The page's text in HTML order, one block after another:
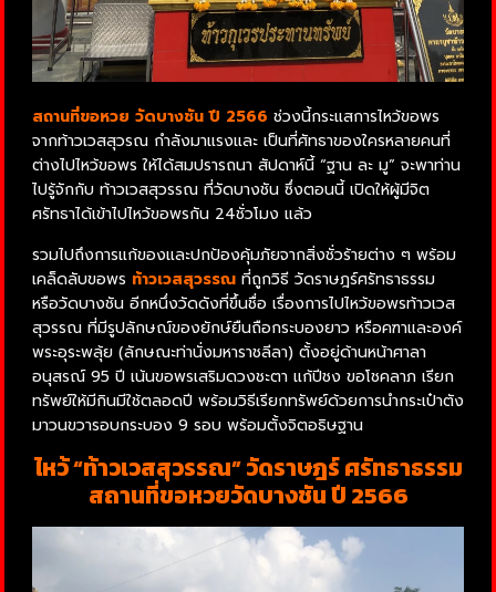
สถานที่ขอหวย วัดบางชัน ปี 2566 ช่วงนี้กระแสการไหว้ขอพร
จากท้าวเวสสุวรณ กำลังมาแรงและ เป็นที่ศัทธาของใครหลายคนที่
ต่างไปไหว้ขอพร ให้ได้สมปรารถนา สัปดาห์นี้ “ฐาน ละ มู” จะพาท่าน
ไปรู้จักกับ ท้าวเวสสุวรรณ ที่วัดบางชัน ซึ่งตอนนี้ เปิดให้ผู้มีจิต
ศรัทธาได้เข้าไปไหว้ขอพรกัน 24ชั่วโมง แล้ว
รวมไปถึงการแก้ของและปกป้องคุ้มภัยจากสิ่งชั่วร้ายต่าง ๆ พร้อม
เคล็ดลับขอพร ท้าวเวสสุวรรณ ที่ถูกวิธี วัดราษฎร์ศรัทธาธรรม
หรือวัดบางชัน อีกหนึ่งวัดดังที่ขึ้นชื่อ เรื่องการไปไหว้ขอพรท้าวเวส
สุวรรณ ที่มีรูปลักษณ์ของยักษ์ยืนถือกระบองยาว หรือคฑาและองค์
พระอุระพลุ้ย (ลักษณะท่านั่งมหาราชลีลา) ตั้งอยู่ด้านหน้าศาลา
อนุสรณ์ 95 ปี เน้นขอพรเสริมดวงชะตา แก้ปีชง ขอโชคลาภ เรียก
ทรัพย์ให้มีกินมีใช้ตลอดปี พร้อมวิธีเรียกทรัพย์ด้วยการนำกระเป๋าตัง
มาวนขวารอบกระบอง 9 รอบ พร้อมตั้งจิตอธิษฐาน
ไหว้ “ท้าวเวสสุวรรณ” วัดราษฎร์ ศรัทธาธรรม
สถานที่ขอหวยวัดบางชัน ปี 2566